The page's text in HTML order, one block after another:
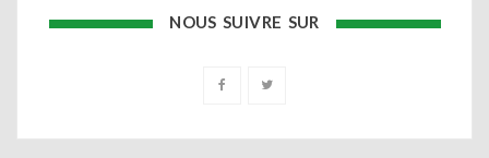
NOUS SUIVRE SUR